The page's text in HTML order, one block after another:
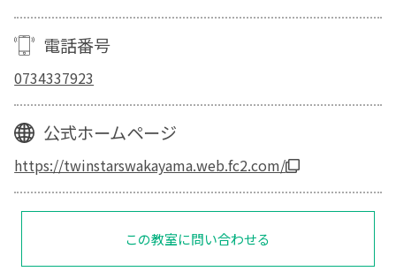
電話番号
0734337923
公式ホームページ
https://twinstarswakayama.web.fc2.com/
この教室に問い合わせる